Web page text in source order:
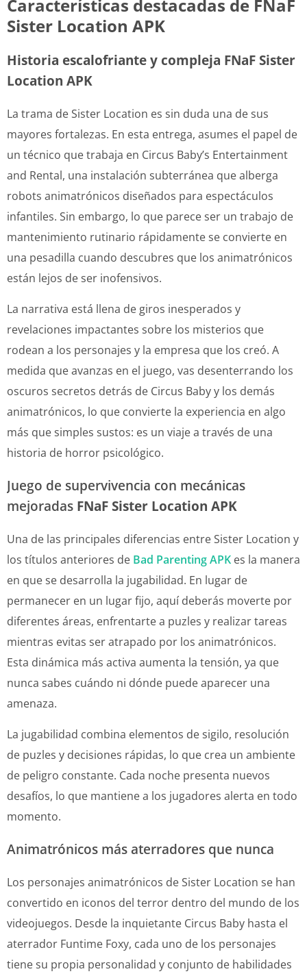
Características destacadas de FNaF
Sister Location APK
Historia escalofriante y compleja FNaF Sister
Location APK
La trama de Sister Location es sin duda una de sus
mayores fortalezas. En esta entrega, asumes el papel de
un técnico que trabaja en Circus Baby’s Entertainment
and Rental, una instalación subterránea que alberga
robots animatrónicos diseñados para espectáculos
infantiles. Sin embargo, lo que parece ser un trabajo de
mantenimiento rutinario rápidamente se convierte en
una pesadilla cuando descubres que los animatrónicos
están lejos de ser inofensivos.
La narrativa está llena de giros inesperados y
revelaciones impactantes sobre los misterios que
rodean a los personajes y la empresa que los creó. A
medida que avanzas en el juego, vas desenterrando los
oscuros secretos detrás de Circus Baby y los demás
animatrónicos, lo que convierte la experiencia en algo
más que simples sustos: es un viaje a través de una
historia de horror psicológico.
Juego de supervivencia con mecánicas
mejoradas FNaF Sister Location APK
Una de las principales diferencias entre Sister Location y
los títulos anteriores de Bad Parenting APK es la manera
en que se desarrolla la jugabilidad. En lugar de
permanecer en un lugar fijo, aquí deberás moverte por
diferentes áreas, enfrentarte a puzles y realizar tareas
mientras evitas ser atrapado por los animatrónicos.
Esta dinámica más activa aumenta la tensión, ya que
nunca sabes cuándo ni dónde puede aparecer una
amenaza.
La jugabilidad combina elementos de sigilo, resolución
de puzles y decisiones rápidas, lo que crea un ambiente
de peligro constante. Cada noche presenta nuevos
desafíos, lo que mantiene a los jugadores alerta en todo
momento.
Animatrónicos más aterradores que nunca
Los personajes animatrónicos de Sister Location se han
convertido en iconos del terror dentro del mundo de los
videojuegos. Desde la inquietante Circus Baby hasta el
aterrador Funtime Foxy, cada uno de los personajes
tiene su propia personalidad y conjunto de habilidades